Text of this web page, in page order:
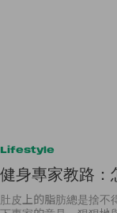
Lifestyle
健身專家教路：
肚皮上的脂肪總是捨不